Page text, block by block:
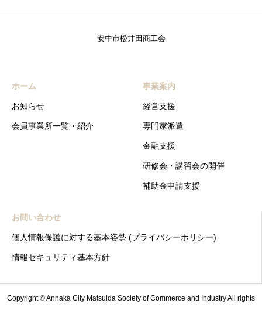
安中市松井田商工会
ホーム
お知らせ
会員事業所一覧・紹介
事業案内
経営支援
専門家派遣
金融支援
研修会・講習会の開催
補助金申請支援
お問い合わせ
個人情報保護に対する基本姿勢 (プライバシーポリシー)
情報セキュリティ基本方針
Copyright © Annaka City Matsuida Society of Commerce and Industry All rights